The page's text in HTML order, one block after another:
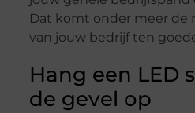
Dat komt onder meer de
van jouw bedrijf ten
Hang een LED
de gevel op